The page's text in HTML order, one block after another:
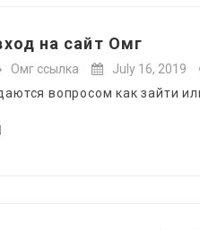
на сайт Омг
Омг ссылка July 16, 2019
вопросом как зайти